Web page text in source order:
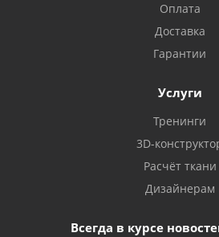
Оплата
Доставка
Гарантии
Услуги
Тренинги
3D-
Расчёт ткани
Дизайнерам
Всегда в курсе